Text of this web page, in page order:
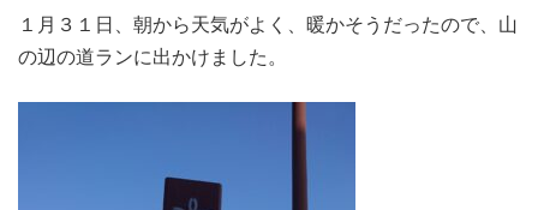
１月３１日、朝から天気がよく、暖かそうだったので、山
の辺の道ランに出かけました。